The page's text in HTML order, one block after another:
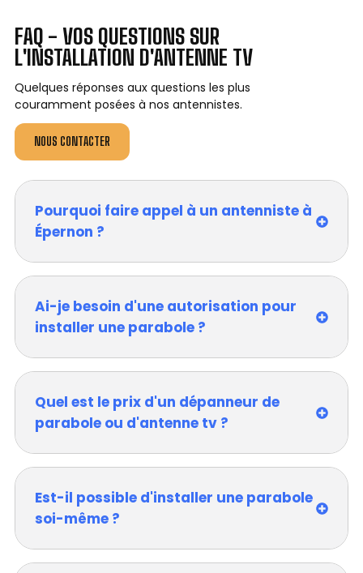
FAQ - VOS QUESTIONS SUR
L'INSTALLATION D'ANTENNE TV
Quelques réponses aux questions les plus
couramment posées à nos antennistes.
NOUS CONTACTER
Pourquoi faire appel à un antenniste à
Épernon ?
Ai-je besoin d'une autorisation pour
installer une parabole ?
Quel est le prix d'un dépanneur de
parabole ou d'antenne tv ?
Est-il possible d'installer une parabole
soi-même ?